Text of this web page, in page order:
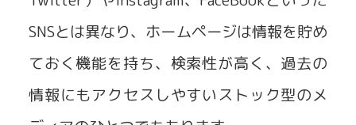
SNSとは異なり、ホームページは情報を貯め
ておく機能を持ち、検索性が高く、過去の
情報にもアクセスしやすいストック型のメ